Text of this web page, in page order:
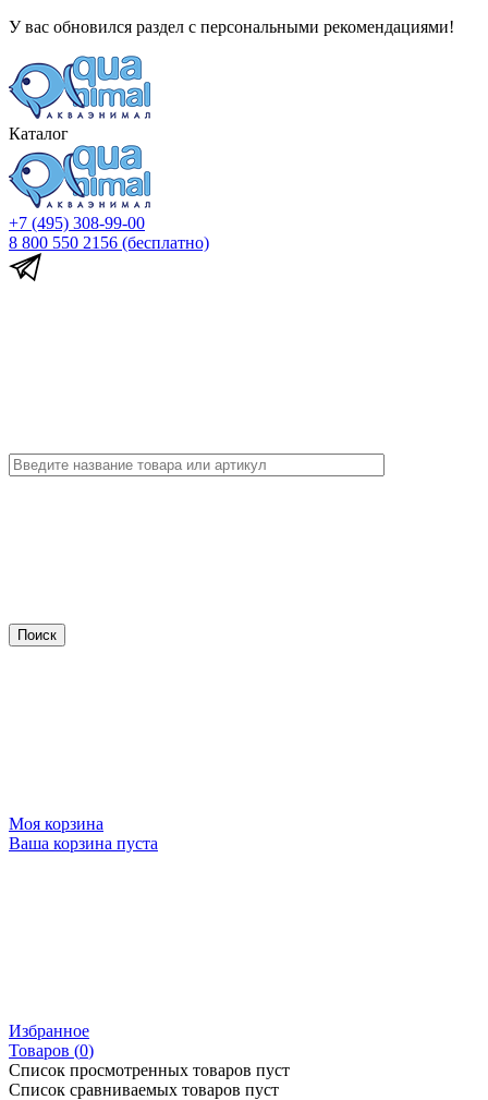
У вас обновился раздел с персональными рекомендациями!
Каталог
+7 (495) 308-99-00
8 800 550 2156 (бесплатно)
Моя корзина
Ваша корзина пуста
Избранное
Товаров (0)
Список просмотренных товаров пуст
Список сравниваемых товаров пуст